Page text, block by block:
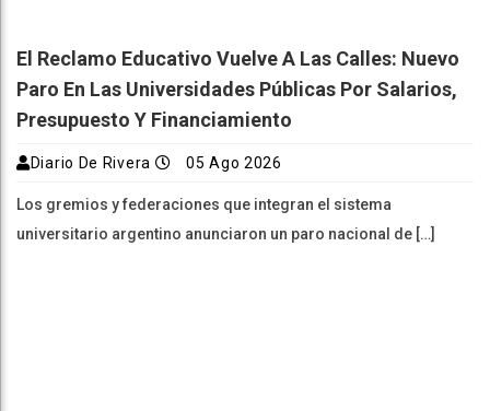
El Reclamo Educativo Vuelve A Las Calles: Nuevo
Paro En Las Universidades Públicas Por Salarios,
Presupuesto Y Financiamiento
Diario De Rivera 05 Ago 2026
Los gremios y federaciones que integran el sistema
universitario argentino anunciaron un paro nacional de […]